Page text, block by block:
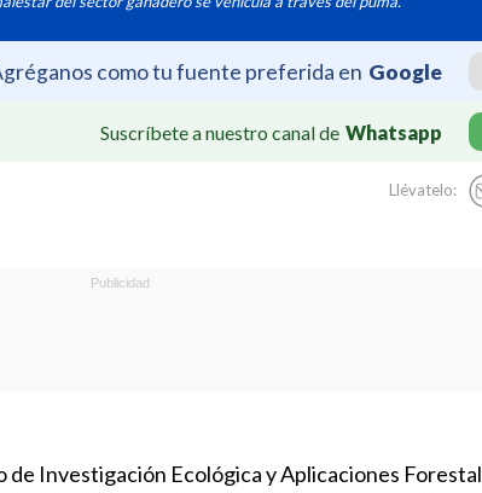
como tu fuente preferida en Google
Suscríbete a nuestro canal de Whatsapp
Llévatelo:
Investigación Ecológica y Aplicaciones